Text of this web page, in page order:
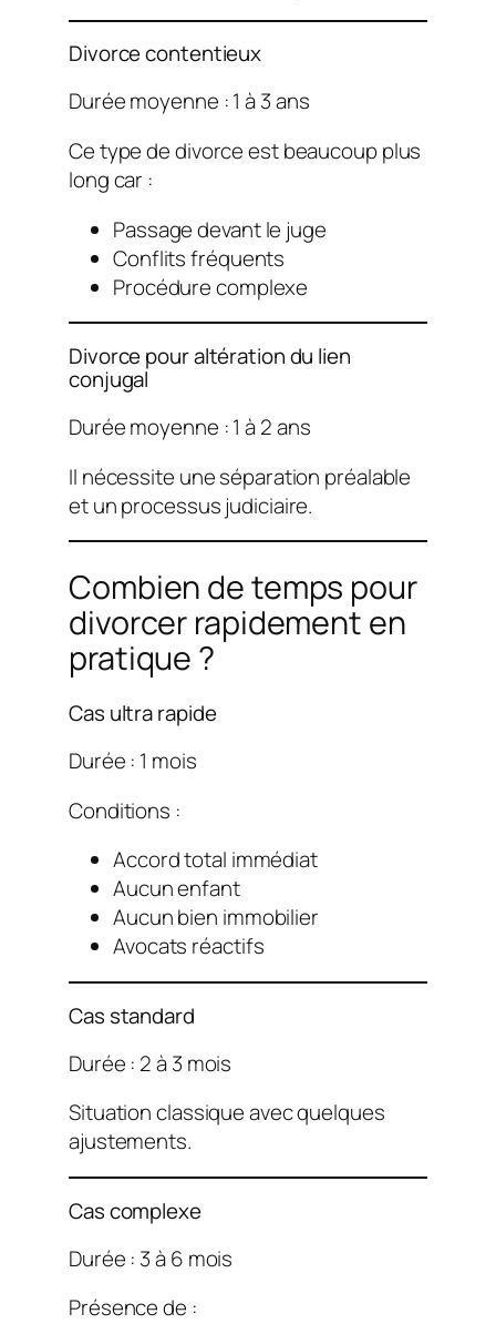
Divorce contentieux
Durée moyenne : 1 à 3 ans
Ce type de divorce est beaucoup plus
long car :
Passage devant le juge
Conflits fréquents
Procédure complexe
Divorce pour altération du lien
conjugal
Durée moyenne : 1 à 2 ans
Il nécessite une séparation préalable
et un processus judiciaire.
Combien de temps pour
divorcer rapidement en
pratique ?
Cas ultra rapide
Durée : 1 mois
Conditions :
Accord total immédiat
Aucun enfant
Aucun bien immobilier
Avocats réactifs
Cas standard
Durée : 2 à 3 mois
Situation classique avec quelques
ajustements.
Cas complexe
Durée : 3 à 6 mois
Présence de :